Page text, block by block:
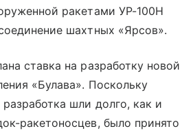
ракетами УР-100Н
шахтных «Ярсов».
ставка на разработку новой
«Булава». Поскольку
шли долго, как и
ракетоносцев, было принято